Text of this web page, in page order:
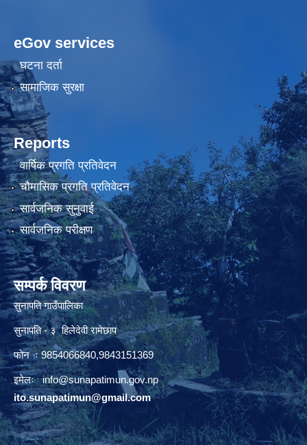
eGov services
घटना दर्ता
सामाजिक सुरक्षा
Reports
वार्षिक प्रगति प्रतिवेदन
चौमासिक प्रगति प्रतिवेदन
सार्वजनिक सुनुवाई
सार्वजनिक परीक्षण
सम्पर्क विवरण
सुनापति गाउँपालिका
सुनापति - ३ हिलेदेवी रामेछाप
फोन ः 9854066840,9843151369
इमेलः info@sunapatimun.gov.np
ito.sunapatimun@gmail.com